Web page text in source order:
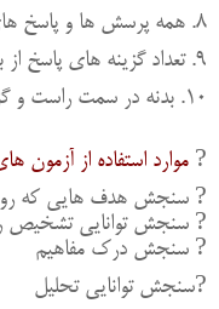
۸. همه پرسش ها و پاسخ های یک‌سوال در یک صفحه قرار گیرند.
۹. تعداد گزینه های پاسخ از بدنه بیشتر باشد.
۱۰. بدنه در سمت راست و گزینه های پاسخ در سمت چپ باشد.
? موارد استفاده از آزمون
? سنجش هدف هایی که
? سنجش توانایی تشخیص
? سنجش درک مفاهیم
?سنجش توانایی تحلیل